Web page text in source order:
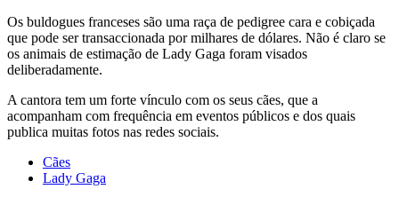
Os buldogues franceses são uma raça de pedigree cara e cobiçada
que pode ser transaccionada por milhares de dólares. Não é claro se
os animais de estimação de Lady Gaga foram visados
deliberadamente.
A cantora tem um forte vínculo com os seus cães, que a
acompanham com frequência em eventos públicos e dos quais
publica muitas fotos nas redes sociais.
Cães
Lady Gaga